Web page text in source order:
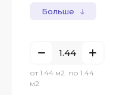
Больше
от 1.44 м2. по 1.44
м2.